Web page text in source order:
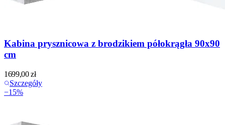
Kabina prysznicowa z brodzikiem półokrągła 90x90
cm
1699,00zł
Szczegóły
−15%